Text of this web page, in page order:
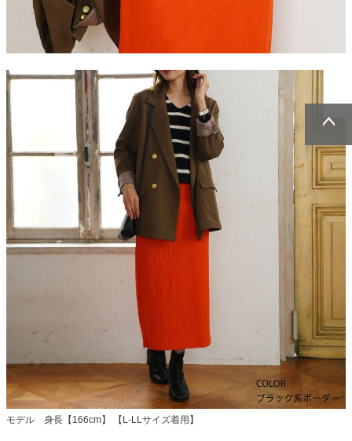
モデル 身長【166cm】 【L-LLサイズ着用】
ページトッ
プへ
ページトッ
プへ